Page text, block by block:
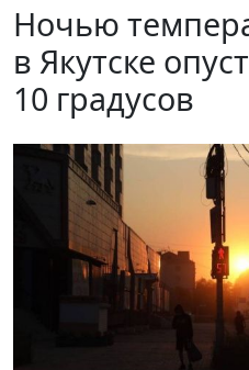
Ночью
в Якутске
10 градусов